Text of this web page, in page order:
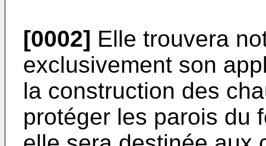
[0002] Elle trouvera
exclusivement son
la construction des
protéger les parois du